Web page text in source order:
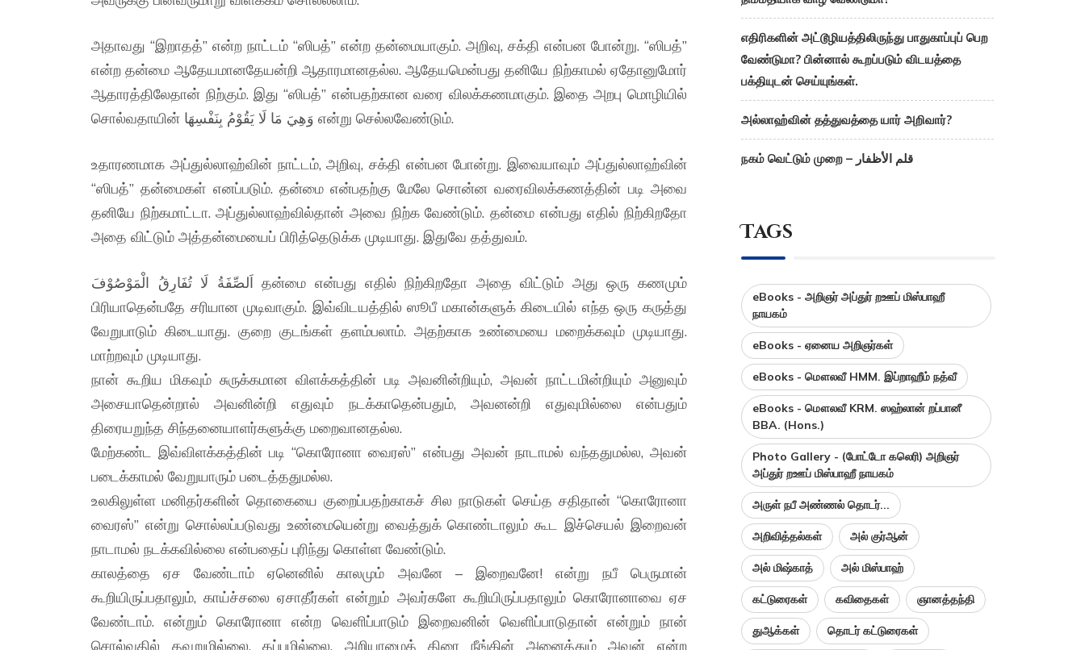
அதாவது “இறாதத்” என்ற நாட்டம் “ஸிபத்” என்ற தன்மையாகும். அறிவு, சக்தி என்பன போன்று. “ஸிபத்”
என்ற தன்மை ஆதேயமானதேயன்றி ஆதாரமானதல்ல. ஆதேயமென்பது தனியே நிற்காமல் ஏதோனுமோர்
ஆதாரத்திலேதான் நிற்கும். இது “ஸிபத்” என்பதற்கான வரை விலக்கணமாகும். இதை அறபு மொழியில்
சொல்வதாயின் وَهِيَ مَا لَا يَقُوْمُ بِنَفْسِهَا என்று செல்லவேண்டும்.
உதாரணமாக அப்துல்லாஹ்வின் நாட்டம், அறிவு, சக்தி என்பன போன்று. இவையாவும் அப்துல்லாஹ்வின்
“ஸிபத்” தன்மைகள் எனப்படும். தன்மை என்பதற்கு மேலே சொன்ன வரைவிலக்கணத்தின் படி அவை
தனியே நிற்கமாட்டா. அப்துல்லாஹ்வில்தான் அவை நிற்க வேண்டும். தன்மை என்பது எதில் நிற்கிறதோ
அதை விட்டும் அத்தன்மையைப் பிரித்தெடுக்க முடியாது. இதுவே தத்துவம்.
اَلصِّفَةُ لَا تُفَارِقُ الْمَوْصُوْفَ தன்மை என்பது எதில் நிற்கிறதோ அதை விட்டும் அது ஒரு கணமும்
பிரியாதென்பதே சரியான முடிவாகும். இவ்விடயத்தில் ஸூபீ மகான்களுக் கிடையில் எந்த ஒரு கருத்து
வேறுபாடும் கிடையாது. குறை குடங்கள் தளம்பலாம். அதற்காக உண்மையை மறைக்கவும் முடியாது.
மாற்றவும் முடியாது.
நான் கூறிய மிகவும் சுருக்கமான விளக்கத்தின் படி அவனின்றியும், அவன் நாட்டமின்றியும் அனுவும்
அசையாதென்றால் அவனின்றி எதுவும் நடக்காதென்பதும், அவனன்றி எதுவுமில்லை என்பதும்
திரையறுந்த சிந்தனையாளர்களுக்கு மறைவானதல்ல.
மேற்கண்ட இவ்விளக்கத்தின் படி “கொரோனா வைரஸ்” என்பது அவன் நாடாமல் வந்ததுமல்ல, அவன்
படைக்காமல் வேறுயாரும் படைத்ததுமல்ல.
உலகிலுள்ள மனிதர்களின் தொகையை குறைப்பதற்காகச் சில நாடுகள் செய்த சதிதான் “கொரோனா
வைரஸ்” என்று சொல்லப்படுவது உண்மையென்று வைத்துக் கொண்டாலும் கூட இச்செயல் இறைவன்
நாடாமல் நடக்கவில்லை என்பதைப் புரிந்து கொள்ள வேண்டும்.
காலத்தை ஏச வேண்டாம் ஏனெனில் காலமும் அவனே – இறைவனே! என்று நபீ பெருமான்
கூறியிருப்பதாலும், காய்ச்சலை ஏசாதீர்கள் என்றும் அவர்களே கூறியிருப்பதாலும் கொரோனாவை ஏச
வேண்டாம். என்றும் கொரோனா என்ற வெளிப்பாடும் இறைவனின் வெளிப்பாடுதான் என்றும் நான்
சொல்வதில் தவறுமில்லை. தப்புமில்லை. அறியாமைத் திரை நீங்கின் அனைத்தும் அவன் என்ற
எதிரிகளின் அட்டூழியத்திலிருந்து பாதுகாப்புப் பெற
வேண்டுமா? பின்னால் கூறப்படும் விடயத்தை
பக்தியுடன் செய்யுங்கள்.
அல்லாஹ்வின் தத்துவத்தை யார் அறிவார்?
நகம் வெட்டும் முறை – قلم الأظفار
Tags
eBooks - அறிஞர் அப்துர் றஊப் மிஸ்பாஹீ
நாயகம்
eBooks - ஏனைய அறிஞர்கள்
eBooks - மௌலவீ HMM. இப்றாஹீம் நத்வீ
eBooks - மௌலவீ KRM. ஸஹ்லான் றப்பானீ
BBA. (Hons.)
Photo Gallery - (போட்டோ கலெரி) அறிஞர்
அப்துர் றஊப் மிஸ்பாஹீ நாயகம்
அருள் நபீ அண்ணல் தொடர்...
அறிவித்தல்கள் அல் குர்ஆன்
அல் மிஷ்காத் அல் மிஸ்பாஹ்
கட்டுரைகள் கவிதைகள் ஞானத்தந்தி
துஆக்கள் தொடர் கட்டுரைகள்